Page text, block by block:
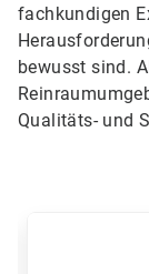
fachkundigen
bewusst sind.
Qualitäts- und